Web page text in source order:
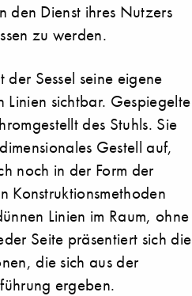
den Dienst ihres Nutzers
zu werden.
Sessel seine eigene
Linien sichtbar. Gespiegelte
des Stuhls. Sie
Gestell auf,
noch in der Form der
Konstruktionsmethoden
Linien im Raum, ohne
Seite präsentiert sich die
die sich aus der
ergeben.